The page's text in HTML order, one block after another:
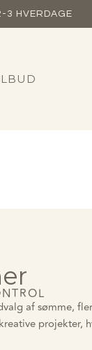
3 HVERDAGE
af sømme,
projekter,